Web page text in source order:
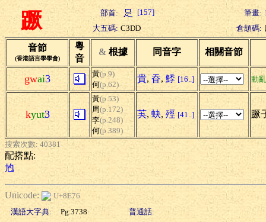
蹶 部首: [157] 筆畫:
大五碼: C3DD 倉頡碼:
音節
(香港語言學學會)
粵
音
& 根據 同音字 相關音節
gwai3 黃(p.9)
何(p.62)
貴, 昋, 鯚 [16..] 動亂
kyut3
黃(p.53)
周(p.172)
李(p.248)
何(p.389)
芵, 蚗, 殌 [41..] 蹶
搜索次數: 40381
配搭點:
尥
Unicode:
U+8E76
漢語大字典:
Pg.3738 普通話: